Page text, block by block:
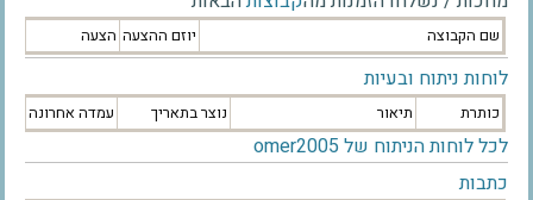
שם הקבוצה יוזם ההצעה הצעה
לוחות ניתוח ובעיות
כותרת תיאור נוצר בתאריך עמדה אחרונה
לכל לוחות הניתוח של omer2005
כתבות